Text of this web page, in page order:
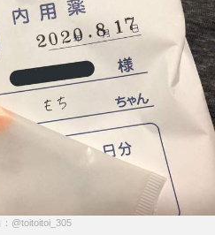
：@toitoitoi_305